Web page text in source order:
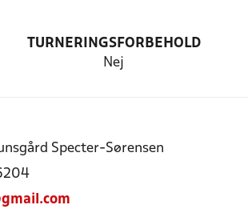
TURNERINGSFORBEHOLD
Nej
Specter-Sørensen